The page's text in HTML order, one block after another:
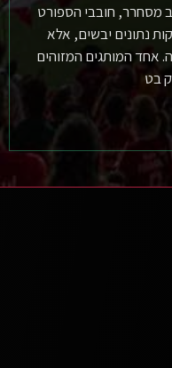
מסחרר, חובבי הספורט
נתונים יבשים, אלא
אחד המותגים המזוהים
בט